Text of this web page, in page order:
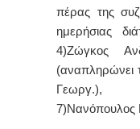
πέρας της
ημερήσιας
4)Ζώγκος
(αναπληρώνει
Γεωργ.),
7)Νανόπουλος